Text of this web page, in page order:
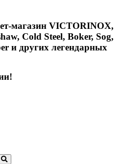
магазин VICTORINOX,
Cold Steel, Boker, Sog,
и других легендарных